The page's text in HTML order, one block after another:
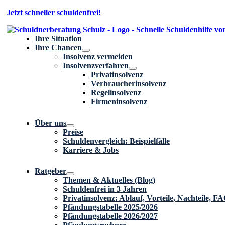
Zum
springen
Jetzt schneller schuldenfrei!
Ihre Situation
Ihre Chancen
Insolvenz vermeiden
Insolvenzverfahren
Privatinsolvenz
Verbraucherinsolvenz
Regelinsolvenz
Firmeninsolvenz
Über uns
Preise
Schuldenvergleich: Beispielfälle
Karriere & Jobs
Ratgeber
Themen & Aktuelles (Blog)
Schuldenfrei in 3 Jahren
Privatinsolvenz: Ablauf, Vorteile, Nachteile,
Pfändungstabelle 2025/2026
Pfändungstabelle 2026/2027